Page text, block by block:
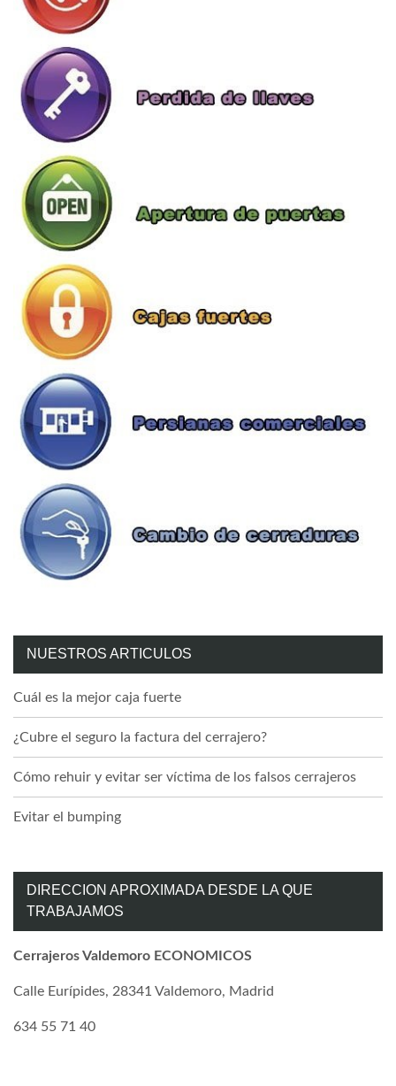
NUESTROS ARTICULOS
Cuál es la mejor caja fuerte
¿Cubre el seguro la factura del cerrajero?
Cómo rehuir y evitar ser víctima de los falsos cerrajeros
Evitar el bumping
DIRECCION APROXIMADA DESDE LA QUE
TRABAJAMOS
Cerrajeros Valdemoro ECONOMICOS
Calle Eurípides, 28341 Valdemoro, Madrid
634 55 71 40